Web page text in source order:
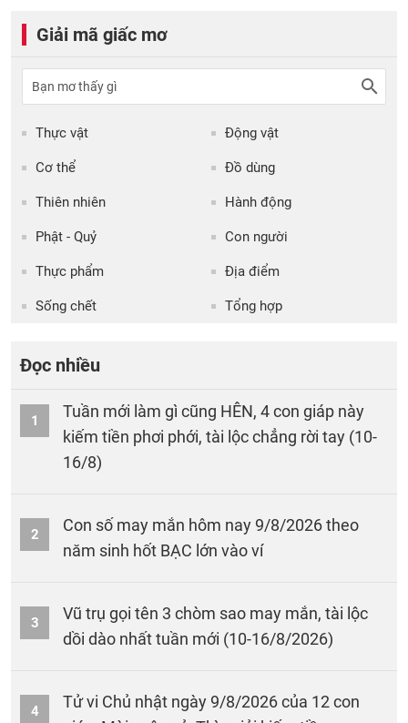
Giải mã giấc mơ
Thực vật Động vật
Cơ thể Đồ dùng
Thiên nhiên Hành động
Phật - Quỷ Con người
Thực phẩm Địa điểm
Sống chết Tổng hợp
Đọc nhiều
1
Tuần mới làm gì cũng HÊN, 4 con giáp này
kiếm tiền phơi phới, tài lộc chẳng rời tay (10-
16/8)
2
Con số may mắn hôm nay 9/8/2026 theo
năm sinh hốt BẠC lớn vào ví
3
Vũ trụ gọi tên 3 chòm sao may mắn, tài lộc
dồi dào nhất tuần mới (10-16/8/2026)
4
Tử vi Chủ nhật ngày 9/8/2026 của 12 con